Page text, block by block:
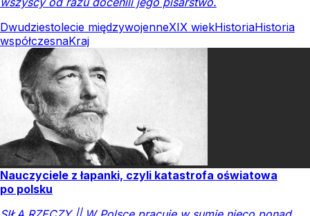
Dwudziestolecie międzywojenneXIX wiekHistoriaHistoria
współczesnaKraj
Nauczyciele z łapanki, czyli katastrofa oświatowa
po polsku